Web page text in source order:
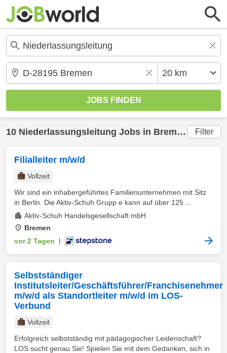
10 Niederlassungsleitung Jobs in Bremen (20 km)
Filter
Filialleiter m/w/d
Vollzeit
Wir sind ein inhabergeführtes Familienunternehmen mit Sitz
in Berlin. Die Aktiv-Schuh Grupp e kann auf über 125 ...
Aktiv-Schuh Handelsgesellschaft mbH
Bremen
vor 2 Tagen
Selbstständiger
Institutsleiter/Geschäftsführer/Franchisenehmer
m/w/d als Standortleiter m/w/d im LOS-
Verbund
Vollzeit
Erfolgreich selbstständig mit pädagogischer Leidenschaft?
LOS sucht genau Sie! Spielen Sie mit dem Gedanken, sich in